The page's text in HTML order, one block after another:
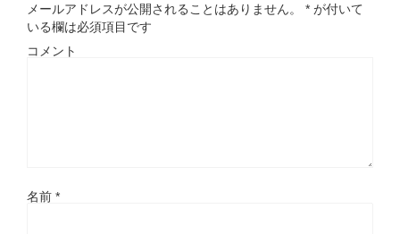
メールアドレスが公開されることはありません。 * が付いて
いる欄は必須項目です
コメント
名前 *